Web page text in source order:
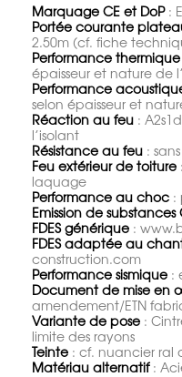
Marquage CE et DoP:
Portée courante
2.50m (cf. fiche
Performance thermique
épaisseur et nature de
Performance
selon épaisseur et
Réaction au feu :
l’isolant
Résistance au feu :
Feu extérieur de toiture
laquage
Performance au choc :
Emission de substances
FDES générique :
FDES adaptée au
construction.com
Performance sismique :
Document de mise en
amendement/ETN
Variante de pose :
limite des rayons
Teinte : cf. nuancier ral
Matériau alternatif: